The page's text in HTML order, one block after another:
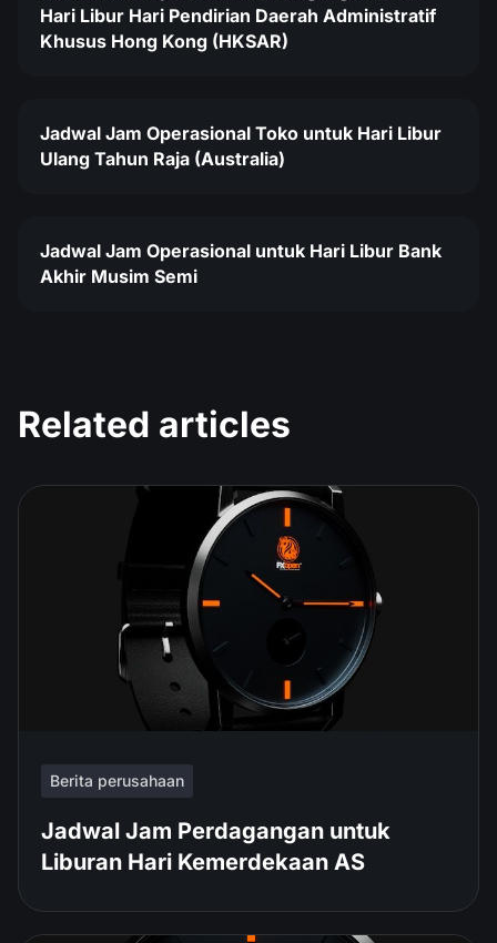
Hari Libur Hari Pendirian Daerah Administratif
Khusus Hong Kong (HKSAR)
Jadwal Jam Operasional Toko untuk Hari Libur
Ulang Tahun Raja (Australia)
Jadwal Jam Operasional untuk Hari Libur Bank
Akhir Musim Semi
Related articles
Berita perusahaan
Jadwal Jam Perdagangan untuk
Liburan Hari Kemerdekaan AS